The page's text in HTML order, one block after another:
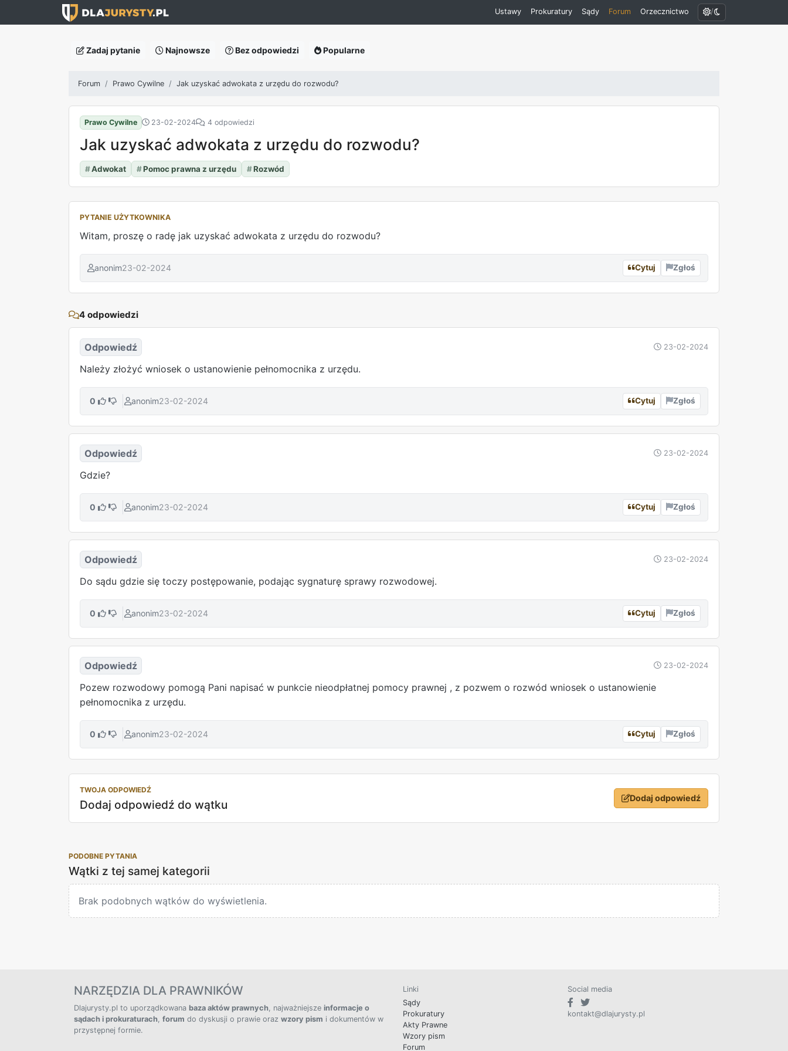
Ustawy Prokuratury Sądy Forum Orzecznictwo /
Zadaj pytanie Najnowsze Bez odpowiedzi Popularne
Forum Prawo Cywilne Jak uzyskać adwokata z urzędu do rozwodu?
Prawo Cywilne 23-02-2024 4 odpowiedzi
Jak uzyskać adwokata z urzędu do rozwodu?
#Adwokat #Pomoc prawna z urzędu #Rozwód
PYTANIE UŻYTKOWNIKA
Witam, proszę o radę jak uzyskać adwokata z urzędu do rozwodu?
anonim23-02-2024 Cytuj Zgłoś
4 odpowiedzi
Odpowiedź 23-02-2024
Należy złożyć wniosek o ustanowienie pełnomocnika z urzędu.
0 anonim23-02-2024 Cytuj Zgłoś
Odpowiedź 23-02-2024
Gdzie?
0 anonim23-02-2024 Cytuj Zgłoś
Odpowiedź 23-02-2024
Do sądu gdzie się toczy postępowanie, podając sygnaturę sprawy rozwodowej.
0 anonim23-02-2024 Cytuj Zgłoś
Odpowiedź 23-02-2024
Pozew rozwodowy pomogą Pani napisać w punkcie nieodpłatnej pomocy prawnej , z pozwem o rozwód wniosek o ustanowienie
pełnomocnika z urzędu.
0 anonim23-02-2024 Cytuj Zgłoś
TWOJA ODPOWIEDŹ
Dodaj odpowiedź do wątku Dodaj odpowiedź
PODOBNE PYTANIA
Wątki z tej samej kategorii
Brak podobnych wątków do wyświetlenia.
NARZĘDZIA DLA PRAWNIKÓW
Dlajurysty.pl to uporządkowana baza aktów prawnych, najważniejsze informacje o
sądach i prokuraturach, forum do dyskusji o prawie oraz wzory pism i dokumentów w
przystępnej formie.
Linki
Sądy
Prokuratury
Akty Prawne
Wzory pism
Forum
Social media
kontakt@dlajurysty.pl